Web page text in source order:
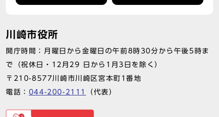
川崎市役所
開庁時間：月曜日から金曜日の午前8時30分から午後5時ま
で（祝休日・12月29 日から1月3日を除く）
〒210-8577川崎市川崎区宮本町1番地
電話： 044-200-2111 （代表）